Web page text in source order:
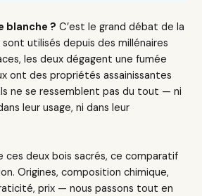
blanche ? C’est le grand débat de la
utilisés depuis des millénaires
les deux dégagent une fumée
ont des propriétés assainissantes
ne se ressemblent pas du tout — ni
leur usage, ni dans leur
ces deux bois sacrés, ce comparatif
Origines, composition chimique,
prix — nous passons tout en